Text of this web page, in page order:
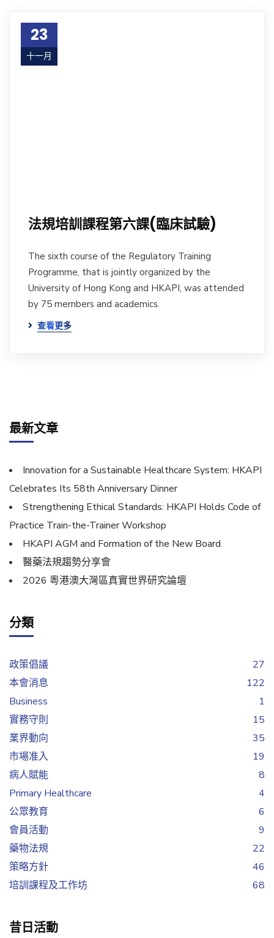
23
十一月
法規培訓課程第六課(臨床試驗)
The sixth course of the Regulatory Training
Programme, that is jointly organized by the
University of Hong Kong and HKAPI, was attended
by 75 members and academics.
查看更多
最新文章
Innovation for a Sustainable Healthcare System: HKAPI
Celebrates Its 58th Anniversary Dinner
Strengthening Ethical Standards: HKAPI Holds Code of
Practice Train-the-Trainer Workshop
HKAPI AGM and Formation of the New Board
醫藥法規趨勢分享會
2026 粵港澳大灣區真實世界研究論壇
分類
政策倡議
27
本會消息
122
Business
1
實務守則
15
業界動向
35
市場准入
19
病人賦能
8
Primary Healthcare
4
公眾教育
6
會員活動
9
藥物法規
22
策略方針
46
培訓課程及工作坊
68
昔日活動